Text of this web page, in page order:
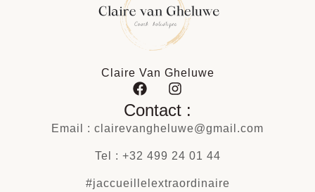
Claire Van Gheluwe
Contact :
Email : clairevangheluwe@gmail.com
Tel : +32 499 24 01 44
#jaccueillelextraordinaire